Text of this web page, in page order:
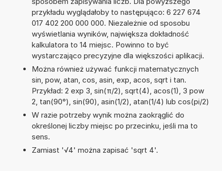
przykładu wyglądałoby to następująco: 6 227 674
017 402 200 000 000. Niezależnie od sposobu
wyświetlania wyników, największa dokładność
kalkulatora to 14 miejsc. Powinno to być
wystarczająco precyzyjne dla większości aplikacji.
Można również używać funkcji matematycznych
sin, pow, atan, cos, asin, exp, acos, sqrt i tan.
Przykład: 2 exp 3, sin(π/2), sqrt(4), acos(1), 3 pow
2, tan(90°), sin(90), asin(1/2), atan(1/4) lub cos(pi/2)
W razie potrzeby wynik można zaokrąglić do
określonej liczby miejsc po przecinku, jeśli ma to
sens.
Zamiast '√4' można zapisać 'sqrt 4'.